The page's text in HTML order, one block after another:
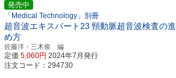
発売中
「Medical Technology」別冊
超音波エキスパート23 頸動脈超音波検査の進
め方
佐藤洋・三木俊 編
定価 5,060円 2024年7月発行
注文コード：294730